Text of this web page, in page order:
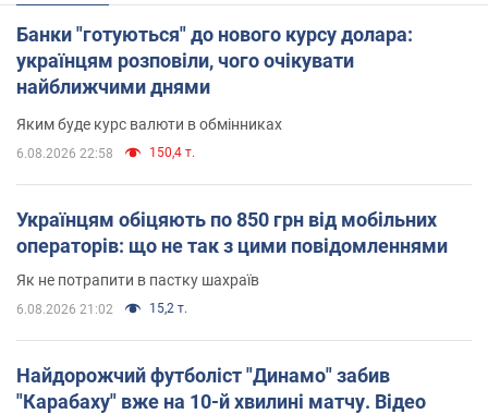
Банки "готуються" до нового курсу долара:
українцям розповіли, чого очікувати
найближчими днями
Яким буде курс валюти в обмінниках
6.08.2026 22:58 150,4 т.
Українцям обіцяють по 850 грн від мобільних
операторів: що не так з цими повідомленнями
Як не потрапити в пастку шахраїв
6.08.2026 21:02 15,2 т.
Найдорожчий футболіст "Динамо" забив
"Карабаху" вже на 10-й хвилині матчу. Відео